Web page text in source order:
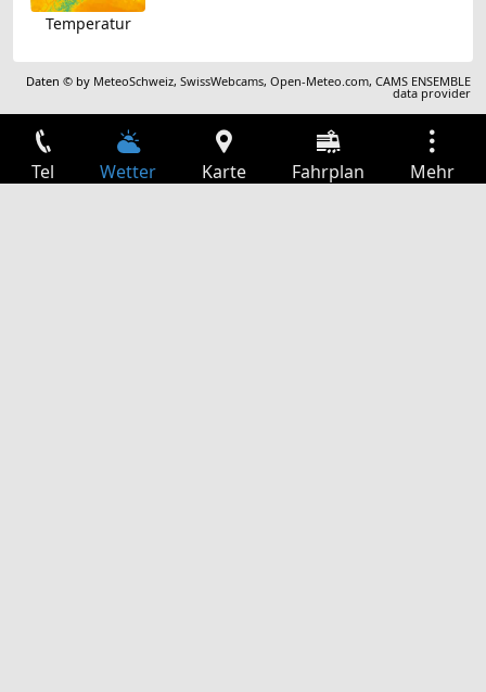
Temperatur
Daten © by MeteoSchweiz,SwissWebcams,Open-Meteo.com,CAMS ENSEMBLE
data provider
Tel Wetter Karte Fahrplan Mehr